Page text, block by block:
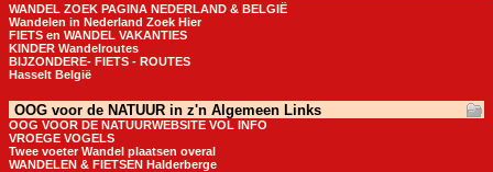
WANDEL ZOEK PAGINA NEDERLAND & BELGIË
Wandelen in Nederland Zoek Hier
FIETS en WANDEL VAKANTIES
KINDER Wandelroutes
BIJZONDERE- FIETS - ROUTES
Hasselt België
OOG voor de NATUUR in z'n Algemeen Links
OOG VOOR DE NATUURWEBSITE VOL INFO
VROEGE VOGELS
Twee voeter Wandel plaatsen overal
WANDELEN & FIETSEN Halderberge